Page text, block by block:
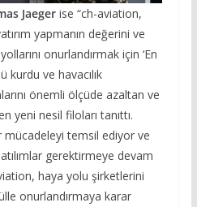
Jaegerise “ch-aviation,
yapmanın değerini ve
onurlandırmak için ‘En
kurdu ve havacılık
önemli ölçüde azaltan ve
yeni nesil filoları tanıttı.
temsil ediyor ve
gerektirmeye devam
haya yolu şirketlerini
onurlandırmaya karar